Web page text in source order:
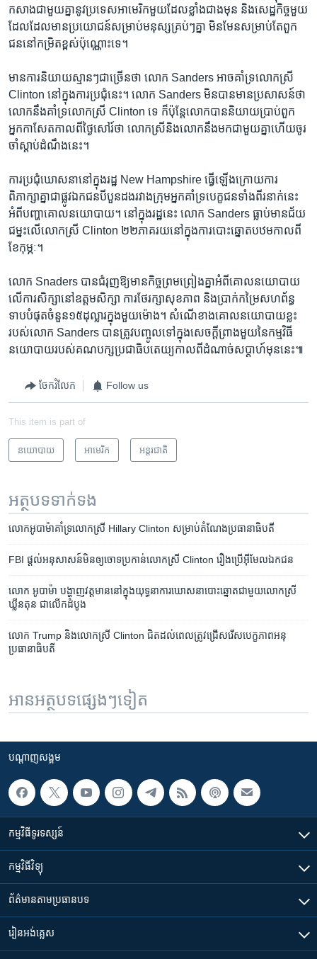
កសាងជាមួយ​គ្នា​នូវ​ប្រទេស​អាមេរិក​មួយ​ដែល​ខ្លាំង​ជាង​មុន​ និង​សេដ្ឋកិច្ច​មួយ​
ដែល​ដែល​មាន​ប្រយោជន៍​សម្រាប់​មនុស្ស​គ្រប់ៗ​គ្នា​ មិន​មែន​សម្រាប់​តែ​ពួក​
ជន​នៅ​កម្រិត​ខ្ពស់​ប៉ុណ្ណោះ​ទេ។
មាន​ការ​និយាយ​ស្មានៗ​ជា​ច្រើន​ថា​ លោក ​Sanders​ អាច​គាំទ្រ​លោក​ស្រី ​
Clinton នៅ​ក្នុង​ការ​ប្រជុំ​នេះ។ លោក ​Sanders ​មិន​បាន​មាន​ប្រសាសន៍​ថា​
លោក​នឹង​គាំទ្រ​លោកស្រី​ Clinton ​ទេ​ ក៏​ប៉ុន្តែ​លោក​បាន​និយាយ​ប្រាប់​ពួក​
អ្នកកាសែត​កាល​ពី​ថ្ងៃ​សៅរ៍​ថា​ លោកស្រី​និង​លោក​នឹង​មក​ជា​មួយ​គ្នា​ហើយ​ចូរ​
ចាំ​ស្តាប់​ដំណឹង​នេះ។
ការ​ប្រជុំ​ឃោសនា​នៅ​ក្នុង​រដ្ឋ​ New Hampshire​ ធ្វើ​ឡើង​ក្រោយ​ការ​
ពិភាក្សា​គ្នា​ជា​ផ្លូវ​ឯកជន​បីបួន​ដង​រវាង​ក្រុម​អ្នក​គាំទ្រ​បេក្ខជន​ទាំង​ពីរ​នាក់​នេះ​
អំពី​បញ្ហា​គោលន​យោបាយ។ នៅ​ក្នុង​រដ្ឋ​នេះ​ ​លោក ​Sanders​ ធ្លាប់​មាន​ជ័យ
ជម្នះ​លើ​លោកស្រី​ Clinton​ ២២​ភាគរយ​នៅ​ក្នុង​ការ​បោះឆ្នោត​បឋម​កាល​ពី​
ខែ​កុម្ភៈ។
លោក ​Snaders​ បាន​ជំរុញ​ឱ្យ​មាន​កិច្ច​ព្រម​ព្រៀង​គ្នា​អំពី​គោល​នយោបាយ​
លើ​ការ​សិក្សា​នៅឧត្តម​សិក្សា ការ​ថែរក្សា​សុខភាព​ និង​ប្រាក់​កម្រៃ​សហព័ន្ធ​
ទាប​បំផុត​ចំនួន​១៥ដុល្លារ​ក្នុង​មួយ​ម៉ោង។​ សំណើ​ខាង​គោល​នយោបាយខ្លះ​
របស់​លោក Sanders ​បាន​ត្រូវ​បញ្ចូល​ទៅ​ក្នុង​សេចក្តី​ព្រាង​មួយ​នៃ​កម្មវិធី​
នយោបាយ​របស់​គណបក្ស​ប្រជាធិបតេយ្យ​កាលពី​ដំណាច់​សប្តាហ៍​មុន​នេះ៕
ចែករំលែក Follow us
This item is part of
នយោបាយ អាមេរិក​ អន្តរជាតិ
អត្ថបទ​ទាក់ទង
លោក​​អូបាម៉ា​គាំទ្រ​លោកស្រី​ ​Hillary Clinton ​សម្រាប់​តំណែង​ប្រធានាធិបតី
FBI ផ្តល់​អនុសាសន៍​មិន​ឲ្យ​ចោទ​ប្រកាន់​លោក​ស្រី​ Clinton រឿង​ប្រើ​អ៊ីមែល​ឯកជន​
លោក អូបាម៉ា បង្ហាញ​វត្តមាន​នៅ​ក្នុង​យុទ្ធនាការ​ឃោសនា​បោះឆ្នោត​ជាមួយ​​លោកស្រី
ឃ្លីនតុន ​ជា​លើក​ដំបូង​
លោក ​Trump​ និង​លោក​ស្រី ​Clinton ​ជិត​ដល់​ពេល​ត្រូវ​ជ្រើស​រើស​បេក្ខភាព​អនុ
ប្រធានាធិបតី
អានអត្ថបទផ្សេងៗទៀត
បណ្តាញ​សង្គម
កម្មវិធី​ទូរទស្សន៍
កម្មវិធី​វិទ្យុ
ព័ត៌មាន​តាមប្រធានបទ​
រៀន​​អង់គ្លេស